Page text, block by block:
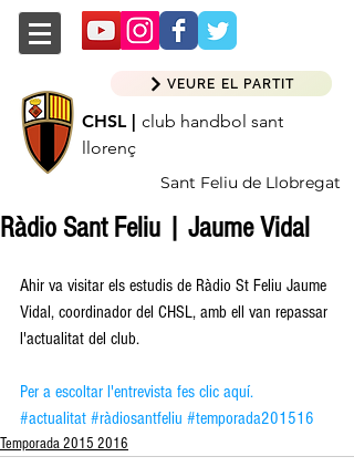
CHSL | club handbol sant
llorenç
Sant Feliu de Llobregat
VEURE EL PARTIT
Ràdio Sant Feliu | Jaume Vidal
Ahir va visitar els estudis de Ràdio St Feliu Jaume
Vidal, coordinador del CHSL, amb ell van repassar
l'actualitat del club.
Per a escoltar l'entrevista fes clic aquí.
#actualitat #ràdiosantfeliu #temporada201516
Temporada 2015 2016